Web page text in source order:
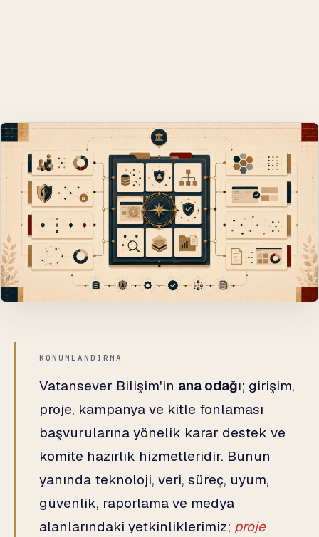
KONUMLANDIRMA
Vatansever Bilişim'in ana odağı; girişim,
proje, kampanya ve kitle fonlaması
başvurularına yönelik karar destek ve
komite hazırlık hizmetleridir. Bunun
yanında teknoloji, veri, süreç, uyum,
güvenlik, raporlama ve medya
alanlarındaki yetkinliklerimiz; proje